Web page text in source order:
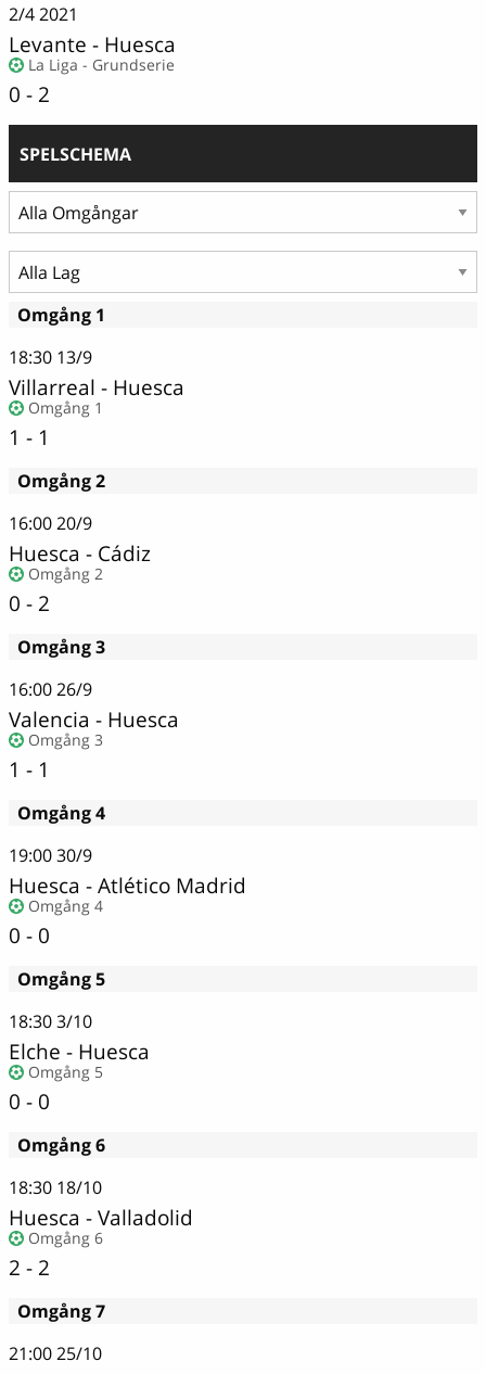
2/42021
Levante - Huesca
La Liga - Grundserie
0 - 2
SPELSCHEMA
Omgång 1
18:30 13/9
Villarreal - Huesca
Omgång 1
1 - 1
Omgång 2
16:0020/9
Huesca - Cádiz
Omgång 2
0 - 2
Omgång 3
16:0026/9
Valencia - Huesca
Omgång 3
1 - 1
Omgång 4
19:0030/9
Huesca - Atlético Madrid
Omgång 4
0 - 0
Omgång 5
18:303/10
Elche - Huesca
Omgång 5
0 - 0
Omgång 6
18:30 18/10
Huesca - Valladolid
Omgång 6
2 - 2
Omgång 7
21:0025/10